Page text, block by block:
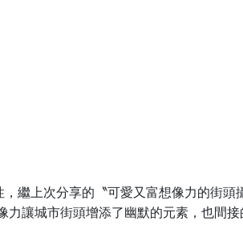
繼上次分享的〝可愛又富想像力的街頭
讓城市街頭增添了幽默的元素，也間接